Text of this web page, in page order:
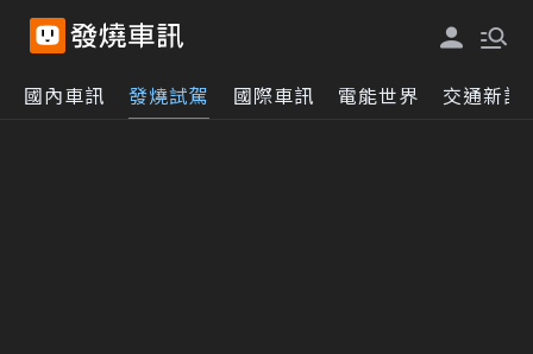
國內車訊 發燒試駕 國際車訊 電能世界 交通新訊